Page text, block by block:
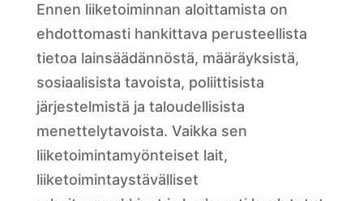
Ennen liiketoiminnan aloittamista on
ehdottomasti hankittava perusteellista
tietoa lainsäädännöstä, määräyksistä,
sosiaalisista tavoista, poliittisista
järjestelmistä ja taloudellisista
menettelytavoista. Vaikka sen
liiketoimintamyönteiset lait,
liiketoimintaystävälliset